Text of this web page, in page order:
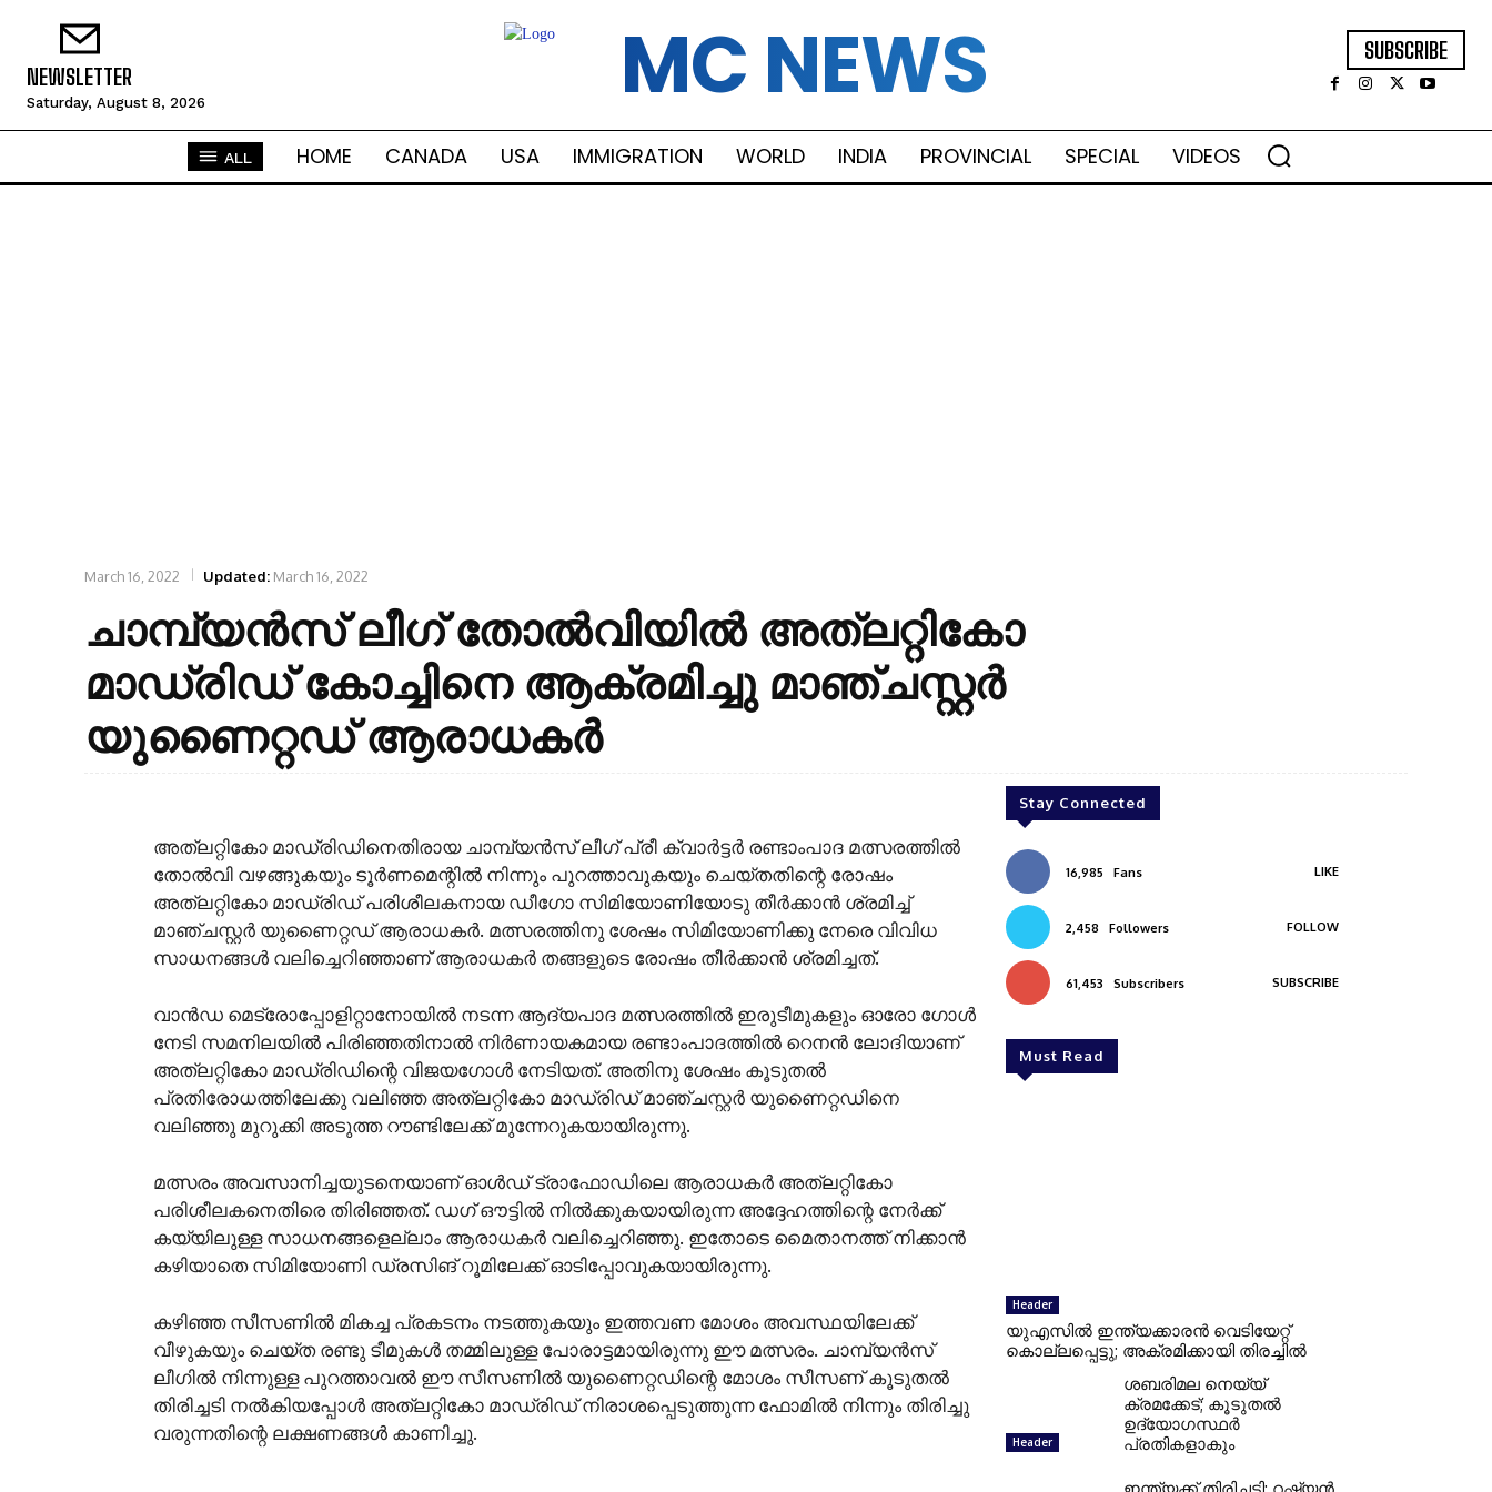
NEWSLETTER
Saturday, August 8, 2026 MC NEWS SUBSCRIBE
ALL HOME CANADA USA IMMIGRATION WORLD INDIA PROVINCIAL SPECIAL VIDEOS
March 16, 2022 Updated: March 16, 2022
ചാമ്പ്യൻസ് ലീഗ് തോൽ‌വിയിൽ അത്ലറ്റികോ
മാഡ്രിഡ് കോച്ചിനെ ആക്രമിച്ചു മാഞ്ചസ്റ്റർ
യുണൈറ്റഡ് ആരാധകർ
അത്ലറ്റികോ മാഡ്രിഡിനെതിരായ ചാമ്പ്യൻസ് ലീഗ് പ്രീ ക്വാർട്ടർ രണ്ടാംപാദ മത്സരത്തിൽ
തോൽവി വഴങ്ങുകയും ടൂർണമെന്റിൽ നിന്നും പുറത്താവുകയും ചെയ്‌തതിന്റെ രോഷം
അത്ലറ്റികോ മാഡ്രിഡ് പരിശീലകനായ ഡീഗോ സിമിയോണിയോടു തീർക്കാൻ ശ്രമിച്ച്
മാഞ്ചസ്റ്റർ യുണൈറ്റഡ് ആരാധകർ. മത്സരത്തിനു ശേഷം സിമിയോണിക്കു നേരെ വിവിധ
സാധനങ്ങൾ വലിച്ചെറിഞ്ഞാണ് ആരാധകർ തങ്ങളുടെ രോഷം തീർക്കാൻ ശ്രമിച്ചത്.
വാൻഡ മെട്രോപ്പോളിറ്റാനോയിൽ നടന്ന ആദ്യപാദ മത്സരത്തിൽ ഇരുടീമുകളും ഓരോ ഗോൾ
നേടി സമനിലയിൽ പിരിഞ്ഞതിനാൽ നിർണായകമായ രണ്ടാംപാദത്തിൽ റെനൻ ലോദിയാണ്
അത്ലറ്റികോ മാഡ്രിഡിന്റെ വിജയഗോൾ നേടിയത്. അതിനു ശേഷം കൂടുതൽ
പ്രതിരോധത്തിലേക്കു വലിഞ്ഞ അത്ലറ്റികോ മാഡ്രിഡ് മാഞ്ചസ്റ്റർ യുണൈറ്റഡിനെ
വലിഞ്ഞു മുറുക്കി അടുത്ത റൗണ്ടിലേക്ക് മുന്നേറുകയായിരുന്നു.
മത്സരം അവസാനിച്ചയുടനെയാണ് ഓൾഡ് ട്രാഫോഡിലെ ആരാധകർ അത്ലറ്റികോ
പരിശീലകനെതിരെ തിരിഞ്ഞത്. ഡഗ് ഔട്ടിൽ നിൽക്കുകയായിരുന്ന അദ്ദേഹത്തിന്റെ നേർക്ക്
കയ്യിലുള്ള സാധനങ്ങളെല്ലാം ആരാധകർ വലിച്ചെറിഞ്ഞു. ഇതോടെ മൈതാനത്ത് നിക്കാൻ
കഴിയാതെ സിമിയോണി ഡ്രസിങ് റൂമിലേക്ക് ഓടിപ്പോവുകയായിരുന്നു.
കഴിഞ്ഞ സീസണിൽ മികച്ച പ്രകടനം നടത്തുകയും ഇത്തവണ മോശം അവസ്ഥയിലേക്ക്
വീഴുകയും ചെയ്‌ത രണ്ടു ടീമുകൾ തമ്മിലുള്ള പോരാട്ടമായിരുന്നു ഈ മത്സരം. ചാമ്പ്യൻസ്
ലീഗിൽ നിന്നുള്ള പുറത്താവൽ ഈ സീസണിൽ യുണൈറ്റഡിന്റെ മോശം സീസണ് കൂടുതൽ
തിരിച്ചടി നൽകിയപ്പോൾ അത്ലറ്റികോ മാഡ്രിഡ് നിരാശപ്പെടുത്തുന്ന ഫോമിൽ നിന്നും തിരിച്ചു
വരുന്നതിന്റെ ലക്ഷണങ്ങൾ കാണിച്ചു.
Stay Connected
16,985 Fans LIKE
2,458 Followers FOLLOW
61,453 Subscribers SUBSCRIBE
Must Read
Header
യുഎസില്‍ ഇന്ത്യക്കാരന്‍ വെടിയേറ്റ്
കൊല്ലപ്പെട്ടു; അക്രമിക്കായി തിരച്ചില്‍
Header
ശബരിമല നെയ്യ്
ക്രമക്കേട്; കൂടുതല്‍
ഉദ്യോഗസ്ഥര്‍
പ്രതികളാകും
ഇന്ത്യക്ക് തിരിച്ചടി; റഷ്യന്‍